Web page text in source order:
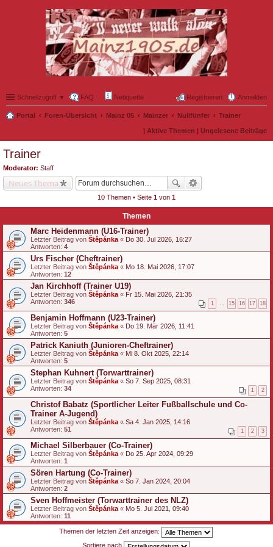
Schnellzugriff ▼ FAQ Netiquette Anmelden
Registrieren
Portal Foren-Übersicht Mainz 05 Mainzer Nullfünfer Trainer
| Aktive Themen | Ungelesene Beiträge
Trainer
Moderator: Staff
Neues Thema
10 Themen • Seite 1 von 1
Themen
Marc Heidenmann (U16-Trainer)
Letzter Beitrag von Štěpánka « Do 30. Jul 2026, 16:27
Antworten: 4
Urs Fischer (Cheftrainer)
Letzter Beitrag von Štěpánka « Mo 18. Mai 2026, 17:07
Antworten: 12
Jan Kirchhoff (Trainer U19)
Letzter Beitrag von Štěpánka « Fr 15. Mai 2026, 21:35
Antworten: 346 1 15 16 17 18
Benjamin Hoffmann (U23-Trainer)
Letzter Beitrag von Štěpánka « Do 19. Mär 2026, 11:41
Antworten: 5
Patrick Kaniuth (Junioren-Cheftrainer)
Letzter Beitrag von Štěpánka « Mi 8. Okt 2025, 22:14
Antworten: 5
Stephan Kuhnert (Torwarttrainer)
Letzter Beitrag von Štěpánka « So 7. Sep 2025, 08:31
Antworten: 34 1 2
Christof Babatz (Sportlicher Leiter Fußballschule und Co-
Trainer A-Jugend)
Letzter Beitrag von Štěpánka « Sa 4. Jan 2025, 14:16
Antworten: 51 1 2 3
Michael Silberbauer (Co-Trainer)
Letzter Beitrag von Štěpánka « Do 25. Apr 2024, 09:29
Antworten: 1
Sören Hartung (Co-Trainer)
Letzter Beitrag von Štěpánka « So 7. Jan 2024, 20:04
Antworten: 2
Sven Hoffmeister (Torwarttrainer des NLZ)
Letzter Beitrag von Štěpánka « Mo 5. Jul 2021, 09:40
Antworten: 11
Themen der letzten Zeit anzeigen:
Sortiere nach